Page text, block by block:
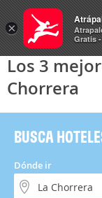
Los 3
Chorrera
BUSCA
Dónde ir
×
Gratis